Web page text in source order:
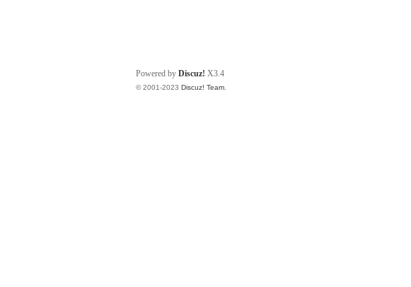
Powered by Discuz! X3.4
© 2001-2023 Discuz! Team